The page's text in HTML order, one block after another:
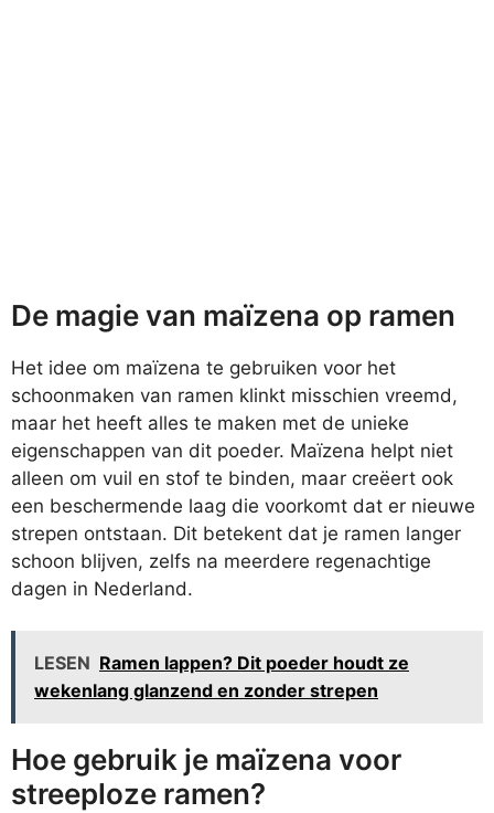
De magie van maïzena op ramen
Het idee om maïzena te gebruiken voor het
schoonmaken van ramen klinkt misschien vreemd,
maar het heeft alles te maken met de unieke
eigenschappen van dit poeder. Maïzena helpt niet
alleen om vuil en stof te binden, maar creëert ook
een beschermende laag die voorkomt dat er nieuwe
strepen ontstaan. Dit betekent dat je ramen langer
schoon blijven, zelfs na meerdere regenachtige
dagen in Nederland.
LESEN Ramen lappen? Dit poeder houdt ze
wekenlang glanzend en zonder strepen
Hoe gebruik je maïzena voor
streeploze ramen?